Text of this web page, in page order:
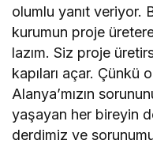
olumlu yanıt veriyor.
kurumun proje
lazım. Siz proje
kapıları açar. Çünkü
Alanya’mızın
yaşayan her bireyin
derdimiz ve